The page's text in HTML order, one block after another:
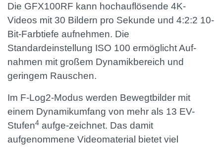
Die GFX100RF kann hochauflösende 4K-
Videos mit 30 Bildern pro Sekunde und 4:2:2 10-
Bit-Farbtiefe aufnehmen. Die
Standardeinstellung ISO 100 ermöglicht Auf-
nahmen mit großem Dynamikbereich und
geringem Rauschen.
Im F-Log2-Modus werden Bewegtbilder mit
einem Dynamikumfang von mehr als 13 EV-
Stufen4 aufge-zeichnet. Das damit
aufgenommene Videomaterial bietet viel